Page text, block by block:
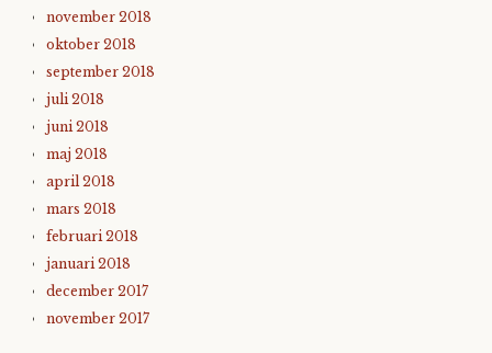
november 2018
oktober 2018
september 2018
juli 2018
juni 2018
maj 2018
april 2018
mars 2018
februari 2018
januari 2018
december 2017
november 2017